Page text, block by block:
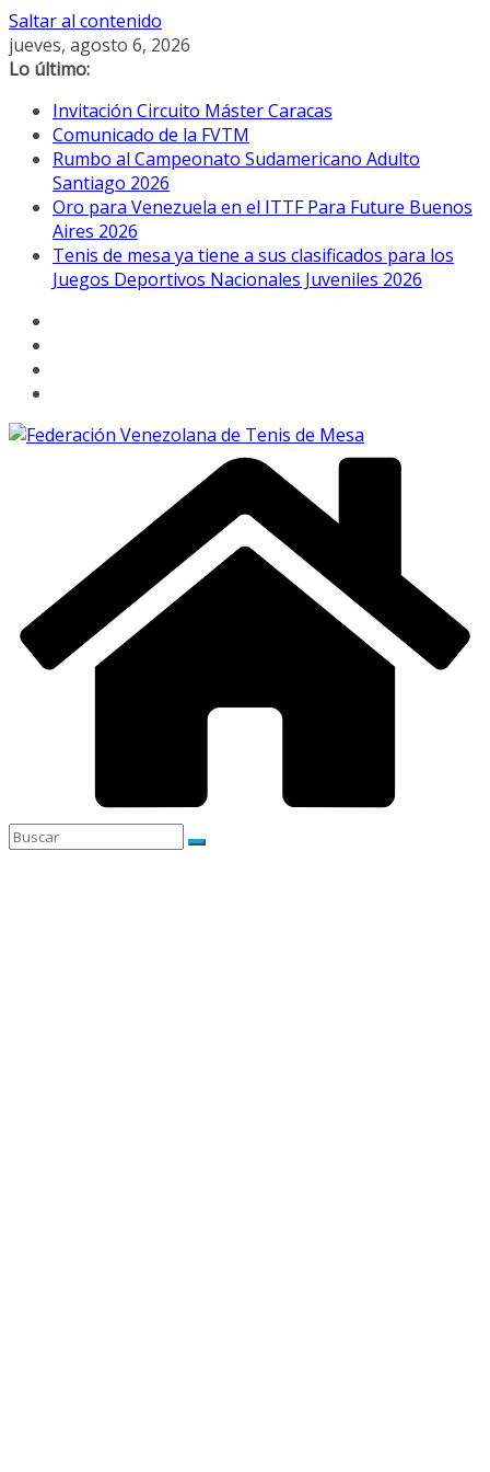
Saltar al contenido
jueves, agosto 6, 2026
Lo último:
Invitación Circuito Máster Caracas
Comunicado de la FVTM
Rumbo al Campeonato Sudamericano Adulto
Santiago 2026
Oro para Venezuela en el ITTF Para Future Buenos
Aires 2026
Tenis de mesa ya tiene a sus clasificados para los
Juegos Deportivos Nacionales Juveniles 2026